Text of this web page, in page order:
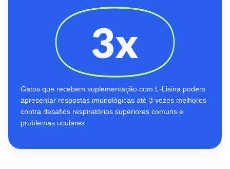
3x
Gatos que recebem suplementação com L-Lisina podem
apresentar respostas imunológicas até 3 vezes melhores
contra desafios respiratórios superiores comuns e
problemas oculares.